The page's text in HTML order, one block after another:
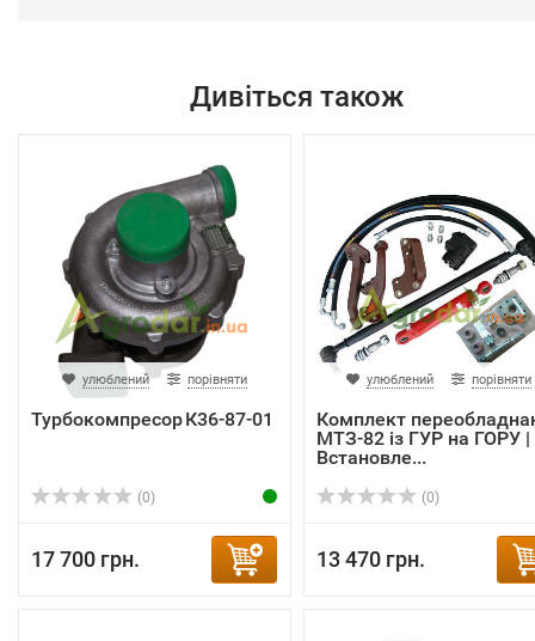
Дивіться також
улюблений порівняти
Турбокомпресор К36‑87‑01
(0)
17 700 грн.
улюблений порівняти
Комплект
МТЗ-82 із ГУР на ГОРУ |
Встановле...
(0)
13 470 грн.